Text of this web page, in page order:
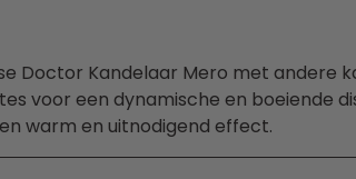
Doctor Kandelaar Mero met andere
voor een dynamische en boeiende
warm en uitnodigend effect.